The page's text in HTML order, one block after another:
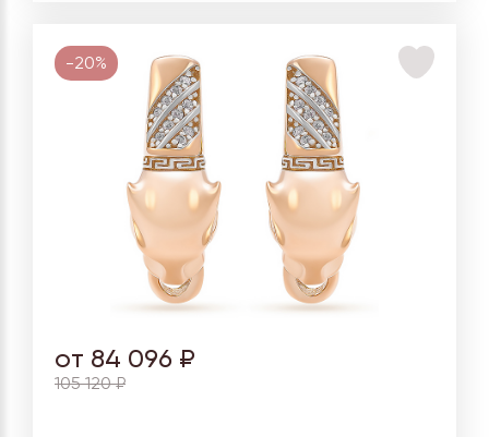
-20%
от 84 096 ₽
105 120 ₽